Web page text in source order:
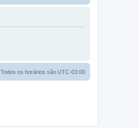
Todos os horários são UTC-03:00